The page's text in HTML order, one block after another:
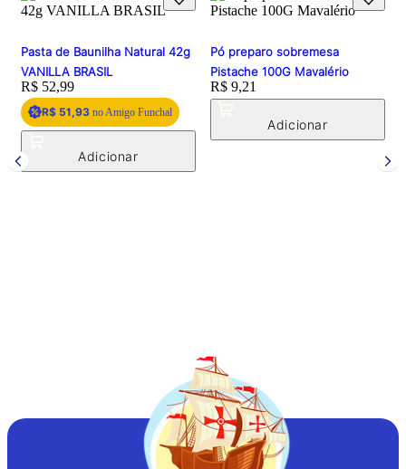
Pasta de Baunilha Natural 42g
VANILLA BRASIL
Price:
R$ 52,99
R$ 51,93 no Amigo Funchal
Pó preparo sobremesa
Pistache 100G Mavalério
Price:
R$ 9,21